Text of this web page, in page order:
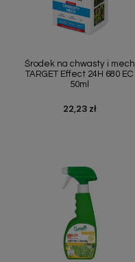
Środek na chwasty i mech
TARGET Effect 24H 680 EC
50ml
Cena
22,23 zł